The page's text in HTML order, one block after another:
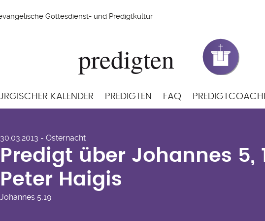
Gottesdienst- und Predigtkultur
KALENDER PREDIGTEN FAQ
Haigis
30.03.2013 - Osternacht
Predigt über Johannes 5,
Peter Haigis
Johannes 5,19